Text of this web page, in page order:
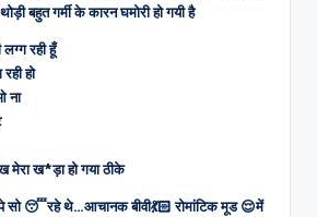
बहुत गर्मी के कारन घमोरी हो गयी है
रही हूँ
हो
ना
मेरा ख*ड़ा हो गया ठीके
पे सो 😴रहे थे…आचानक बीवी💃🏻 रोमांटिक मूड 😌में